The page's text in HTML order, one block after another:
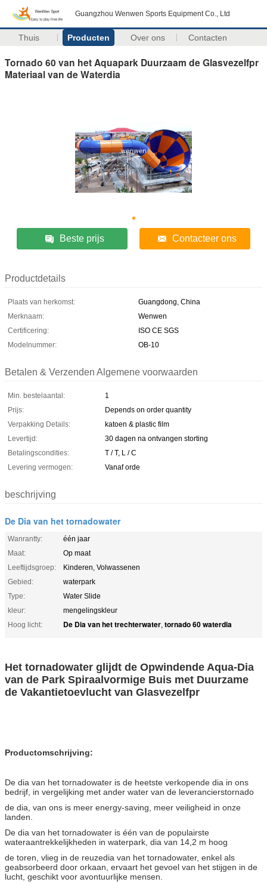
Guangzhou Wenwen Sports Equipment Co., Ltd
Thuis Producten Over ons Contacten
Tornado 60 van het Aquapark Duurzaam de Glasvezelfpr
Materiaal van de Waterdia
Beste prijs Contacteer ons
Productdetails
Plaats van herkomst:
Guangdong, China
Merknaam:
Wenwen
Certificering:
ISO CE SGS
Modelnummer:
OB-10
Betalen & Verzenden Algemene voorwaarden
Min. bestelaantal:
1
Prijs:
Depends on order quantity
Verpakking Details:
katoen & plastic film
Levertijd:
30 dagen na ontvangen storting
Betalingscondities:
T / T, L / C
Levering vermogen:
Vanaf orde
beschrijving
De Dia van het tornadowater
Wanrantty:
één jaar
Maat:
Op maat
Leeftijdsgroep:
Kinderen, Volwassenen
Gebied:
waterpark
Type:
Water Slide
kleur:
mengelingskleur
Hoog licht:
De Dia van het trechterwater, tornado 60 waterdia
Het tornadowater glijdt de Opwindende Aqua-Dia
van de Park Spiraalvormige Buis met Duurzame
de Vakantietoevlucht van Glasvezelfpr
Productomschrijving:
De dia van het tornadowater is de heetste verkopende dia in ons
bedrijf, in vergelijking met ander water van de leverancierstornado
de dia, van ons is meer energy-saving, meer veiligheid in onze
landen.
De dia van het tornadowater is één van de populairste
wateraantrekkelijkheden in waterpark, dia van 14,2 m hoog
de toren, vlieg in de reuzedia van het tornadowater, enkel als
geabsorbeerd door orkaan, ervaart het gevoel van het stijgen in de
lucht, geschikt voor avontuurlijke mensen.